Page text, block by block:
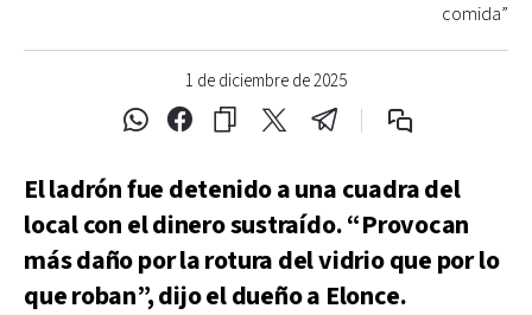
1 de diciembre de 2025
comida”
El ladrón fue detenido a una cuadra del
local con el dinero sustraído. “Provocan
más daño por la rotura del vidrio que por lo
que roban”, dijo el dueño a Elonce.